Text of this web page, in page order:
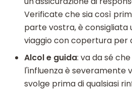
Verificate che sia così
parte vostra, è consigliata
viaggio con copertura
Alcol e guida: va da sé
l'influenza è severamente
svolge prima di qualsiasi